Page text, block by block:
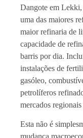
Dangote em
uma das maiores
maior refinaria de
capacidade de
barris por dia.
instalações de
gasóleo,
petrolíferos
mercados
Esta não é
mudança